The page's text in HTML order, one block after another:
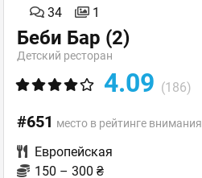
34 1
Беби Бар (2)
Детский pесторан
4.09 (186)
#651 место в рейтинге внимания
Европейская
150 – 300 ₴